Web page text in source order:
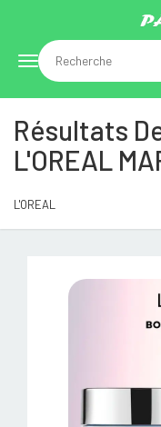
Toggle
navigation
Résultats
L'OREAL
L'OREAL